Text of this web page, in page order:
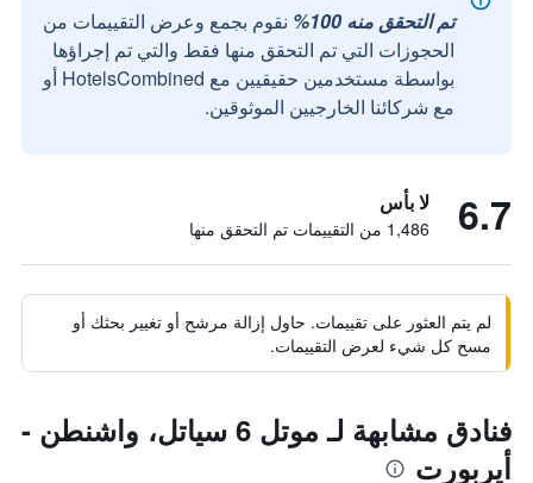
تم التحقق منه 100%
نقوم بجمع وعرض التقييمات من
الحجوزات التي تم التحقق منها فقط والتي تم إجراؤها
بواسطة مستخدمين حقيقيين مع HotelsCombined أو
مع شركائنا الخارجيين الموثوقين.
6.7 لا بأس
1,486 من التقييمات تم التحقق منها
لم يتم العثور على تقييمات. حاول إزالة مرشح أو تغيير بحثك أو
مسح كل شيء لعرض التقييمات.
فنادق مشابهة لـ موتل 6 سياتل، واشنطن -
أيربورت